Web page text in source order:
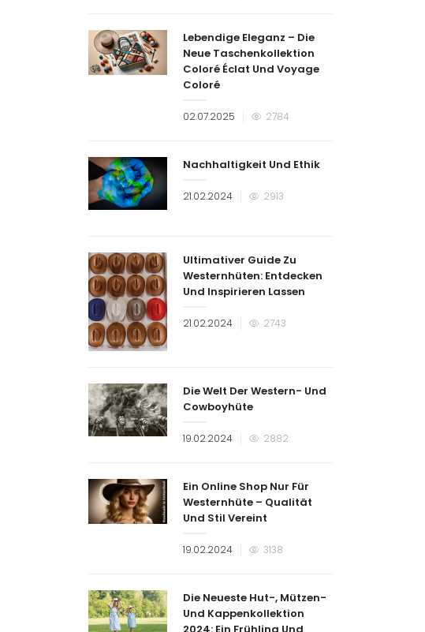
Lebendige Eleganz – Die
Neue Taschenkollektion
Coloré Éclat Und Voyage
Coloré
Veröffentlicht
02.07.2025 2784
Nachhaltigkeit Und Ethik
Veröffentlicht
21.02.2024 2913
Ultimativer Guide Zu
Westernhüten: Entdecken
Und Inspirieren Lassen
Veröffentlicht
21.02.2024 2743
Die Welt Der Western- Und
Cowboyhüte
Veröffentlicht
19.02.2024 2882
Ein Online Shop Nur Für
Westernhüte – Qualität
Und Stil Vereint
Veröffentlicht
19.02.2024 3138
Die Neueste Hut-, Mützen-
Und Kappenkollektion